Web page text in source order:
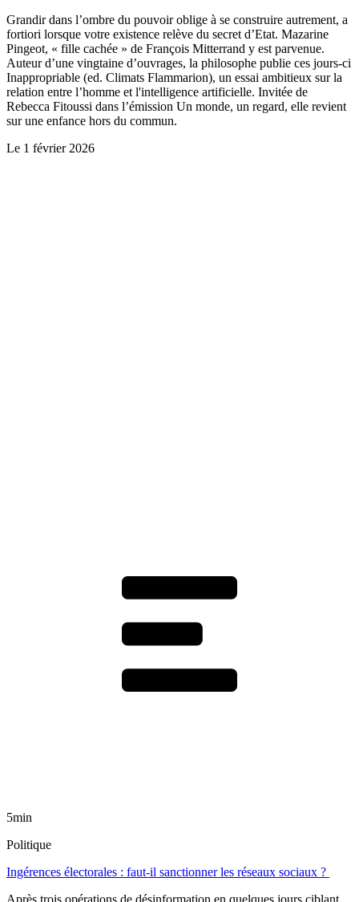
Grandir dans l’ombre du pouvoir oblige à se construire autrement, a
fortiori lorsque votre existence relève du secret d’Etat. Mazarine
Pingeot, « fille cachée » de François Mitterrand y est parvenue.
Auteur d’une vingtaine d’ouvrages, la philosophe publie ces jours-ci
Inappropriable (ed. Climats Flammarion), un essai ambitieux sur la
relation entre l’homme et l'intelligence artificielle. Invitée de
Rebecca Fitoussi dans l’émission Un monde, un regard, elle revient
sur une enfance hors du commun.
Le 1 février 2026
5min
Politique
Ingérences électorales : faut-il sanctionner les réseaux sociaux ?
Après trois opérations de désinformation en quelques jours ciblant